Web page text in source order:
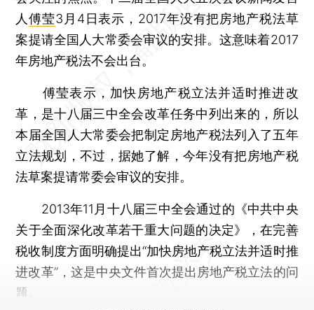
人傅莹3月4日表示，2017年没有把房地产税法草
案提请全国人大常委会审议的安排。这意味着2017
年房地产税法不会出台。
傅莹表示，加快房地产税立法并适时推进改
革，是十八届三中全会改革任务中列出来的，所以
本届全国人大常委会把制定房地产税法列入了五年
立法规划，不过，据她了解，今年没有把房地产税
法草案提请常委会审议的安排。
2013年11月十八届三中全会通过的《中共中央
关于全面深化改革若干重大问题的决定》，在完善
税收制度方面明确提出“加快房地产税立法并适时推
进改革”，这是中央文件首次提出房地产税立法的问
题。